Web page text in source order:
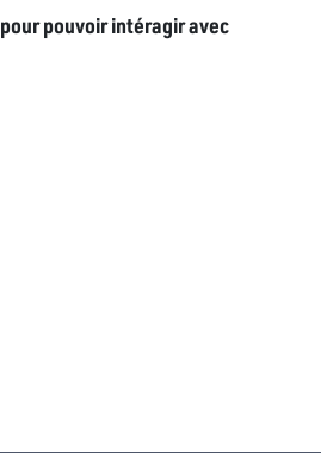
pour pouvoir intéragir avec